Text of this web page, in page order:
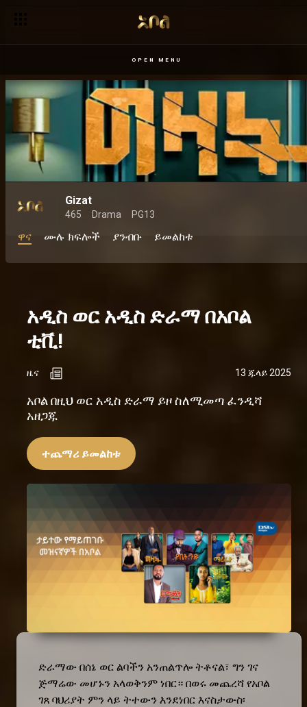
OPEN MENU
Gizat
465 Drama PG13
ዋና ሙሉ ክፍሎች ያንብቡ ይመልከቱ
አዲስ ወር አዲስ ድራማ በአቦል
ቲቪ!
ዜና 13 ጁላይ 2025
አቦል በዚህ ወር አዲስ ድራማ ይዞ ስለሚመጣ ፈንዲሻ
አዘጋጁ
ተጨማሪ ይመልከቱ
ድራማው በሰኔ ወር ልባችን አንጠልጥሎ ትቶናል፣ ግን ገና
ጅማሬው መሆኑን አላወቅንም ነበር። በወሩ መጨረሻ የአቦል
ገጸ ባህሪያት ምን ላይ ትተውን እንደነበር እናስታውስ፡